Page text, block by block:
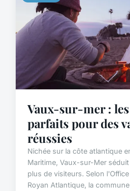
Vaux-sur-mer :
parfaits pour des
réussies
Nichée sur la côte atlantique
Maritime, Vaux-sur-Mer
plus de visiteurs. Selon
Royan Atlantique, la